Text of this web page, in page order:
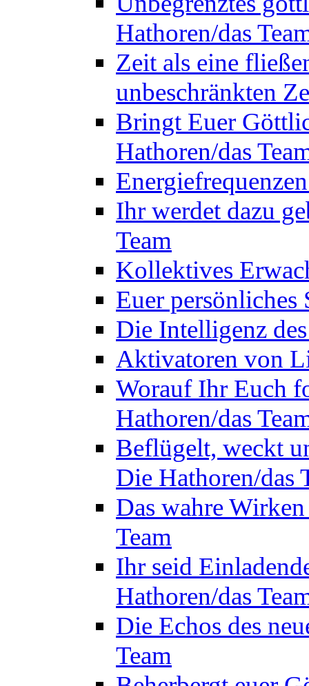
Hathoren/das
Zeit als eine
unbeschränkten
Bringt Euer
Hathoren/das
Ihr werdet dazu
Team
Kollektives
Euer persönliches
Die Intelligenz
Aktivatoren von
Worauf Ihr Euch
Hathoren/das
Beflügelt, weckt
Die Hathoren/das
Das wahre
Team
Ihr seid
Hathoren/das
Die Echos des
Team